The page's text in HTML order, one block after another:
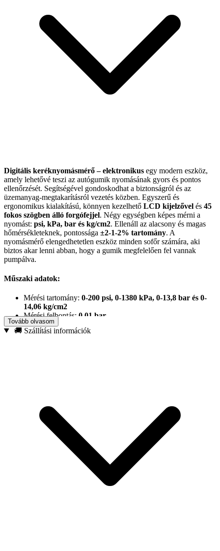
Digitális keréknyomásmérő – elektronikus egy modern eszköz,
amely lehetővé teszi az autógumik nyomásának gyors és pontos
ellenőrzését. Segítségével gondoskodhat a biztonságról és az
üzemanyag-megtakarításról vezetés közben. Egyszerű és
ergonomikus kialakítású, könnyen kezelhető LCD kijelzővel és 45
fokos szögben álló forgófejjel. Négy egységben képes mérni a
nyomást: psi, kPa, bar és kg/cm2. Ellenáll az alacsony és magas
hőmérsékleteknek, pontossága ±2-1-2% tartomány. A
nyomásmérő elengedhetetlen eszköz minden sofőr számára, aki
biztos akar lenni abban, hogy a gumik megfelelően fel vannak
pumpálva.
Műszaki adatok:
Mérési tartomány: 0-200 psi, 0-1380 kPa, 0-13,8 bar és 0-
14,06 kg/cm2
Mérési felbontás: 0,01 bar
Mérési pontosság:
Fej:Forgatható (360°) 45 fokos szögben álló végződéssel
Négy egységben képes mérni a nyomást:
psi, kPa, bar és
kg/cm2.
Ellenáll az alacsony és magas hőmérsékleteknek, pontossága
±2-1-2% tartomány
A termék szövet tokban érkezik, amely extra védelmet és
könnyű tárolást biztosít.
mérési memóriával és visszaállító szeleppel
van felszerelve, amelyek lehetővé teszik a nyomás
összehasonlítását és korrekcióját a gumikban.
Gumikerettel rendelkezik, amely védi a mechanikai és
Tovább olvasom
🚚 Szállítási információk